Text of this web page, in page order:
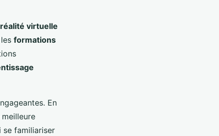
réalité virtuelle
formations
En
se familiariser